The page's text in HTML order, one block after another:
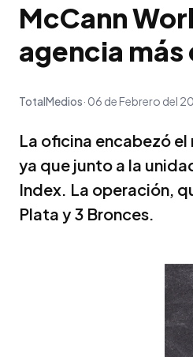
McCann
agencia
TotalMedios 06 de Febrero del
La oficina encabezó
ya que junto a la
Index. La operación,
Plata y 3 Bronces.